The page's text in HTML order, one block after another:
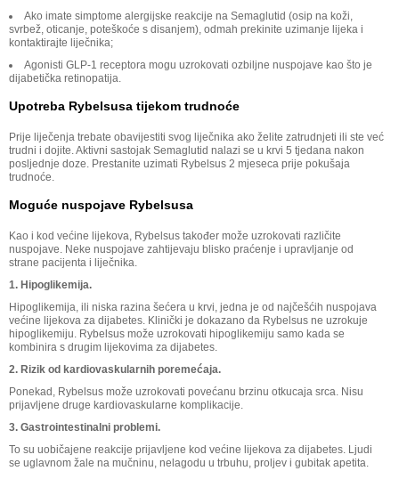
Ako imate simptome alergijske reakcije na Semaglutid (osip na koži,
svrbež, oticanje, poteškoće s disanjem), odmah prekinite uzimanje lijeka i
kontaktirajte liječnika;
Agonisti GLP-1 receptora mogu uzrokovati ozbiljne nuspojave kao što je
dijabetička retinopatija.
Upotreba Rybelsusa tijekom trudnoće
Prije liječenja trebate obavijestiti svog liječnika ako želite zatrudnjeti ili ste već
trudni i dojite. Aktivni sastojak Semaglutid nalazi se u krvi 5 tjedana nakon
posljednje doze. Prestanite uzimati Rybelsus 2 mjeseca prije pokušaja
trudnoće.
Moguće nuspojave Rybelsusa
Kao i kod većine lijekova, Rybelsus također može uzrokovati različite
nuspojave. Neke nuspojave zahtijevaju blisko praćenje i upravljanje od
strane pacijenta i liječnika.
1. Hipoglikemija.
Hipoglikemija, ili niska razina šećera u krvi, jedna je od najčešćih nuspojava
većine lijekova za dijabetes. Klinički je dokazano da Rybelsus ne uzrokuje
hipoglikemiju. Rybelsus može uzrokovati hipoglikemiju samo kada se
kombinira s drugim lijekovima za dijabetes.
2. Rizik od kardiovaskularnih poremećaja.
Ponekad, Rybelsus može uzrokovati povećanu brzinu otkucaja srca. Nisu
prijavljene druge kardiovaskularne komplikacije.
3. Gastrointestinalni problemi.
To su uobičajene reakcije prijavljene kod većine lijekova za dijabetes. Ljudi
se uglavnom žale na mučninu, nelagodu u trbuhu, proljev i gubitak apetita.